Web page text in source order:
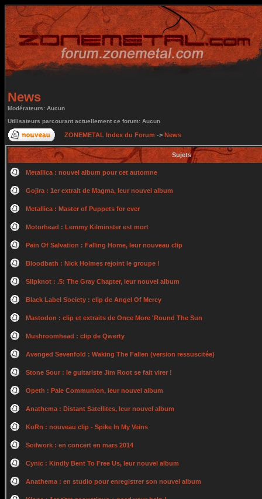
News
Modérateurs: Aucun
Utilisateurs parcourant actuellement ce forum: Aucun
ZONEMETAL Index du Forum -> News
Sujets
Metallica : nouvel album pour cet automne
Gojira : 1er extrait de Magma, leur nouvel album
Metallica : Master of Puppets for ever
Motorhead : Lemmy Kilminster est mort
Pain Of Salvation : Falling Home, leur nouveau clip
Bloodbath : Nick Holmes rejoint le groupe !
Slipknot : .5: The Gray Chapter, leur nouvel album
Black Label Society : clip de Angel Of Mercy
Mastodon : clip et extraits de Once More 'Round The Sun
Mushroomhead : clip de Qwerty
Avenged Sevenfold : Waking The Fallen (version ressuscitée)
Stone Sour : le guitariste Jim Root se fait virer !
Opeth : Pale Communion, leur nouvel album
Anathema : Distant Satellites, leur nouvel album
KoRn : nouveau clip - Spike In My Veins
Soilwork : en concert en mars 2014
Cynic : Kindly Bent To Free Us, leur nouvel album
Anathema : en studio pour enregistrer son nouvel album